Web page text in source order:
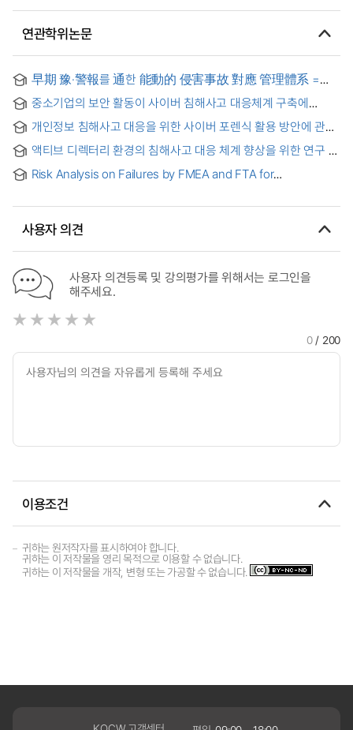
연관학위논문
早期 豫·警報를 通한 能動的 侵害事故 對應 管理體系 =
Active Process of Incident Response through Early
Warning & Alert
중소기업의 보안 활동이 사이버 침해사고 대응체계 구축에
미치는 영향 연구 = A Study on the Impact of SMEs' Security
Activities on the Establishment of Cyber Incident
Management System
개인정보 침해사고 대응을 위한 사이버 포렌식 활용 방안에 관한
연구 : 공공기관 중심으로 = A Study on the Cyber ??
Forensics Utilization for Personal Information Incident
Response
액티브 디렉터리 환경의 침해사고 대응 체계 향상을 위한 연구
Risk Analysis on Failures by FMEA and FTA for
Myanma Railways
사용자 의견
사용자 의견등록 및 강의평가를 위해서는 로그인을
해주세요.
0/ 200
이용조건
귀하는 원저작자를 표시하여야 합니다.
귀하는 이 저작물을 영리 목적으로 이용할 수 없습니다.
귀하는 이 저작물을 개작, 변형 또는 가공할 수 없습니다.